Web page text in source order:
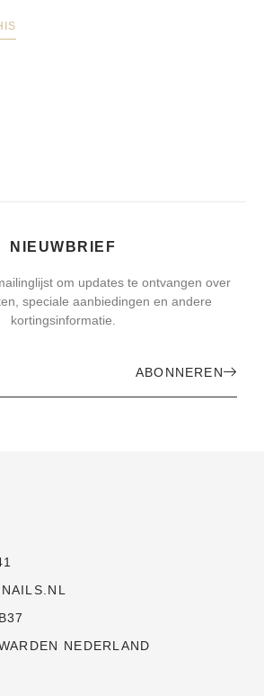
NIEUWBRIEF
om updates te ontvangen over
speciale aanbiedingen en andere
kortingsinformatie.
ABONNEREN
NEDERLAND